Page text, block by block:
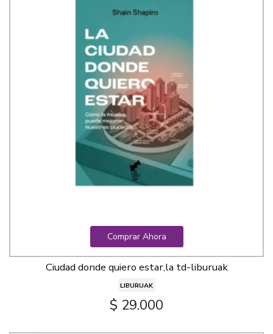
Comprar Ahora
Ciudad donde quiero estar,la td-liburuak
LIBURUAK
$ 29.000